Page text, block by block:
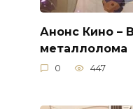
Анонс Кино –
металлолома
0 447